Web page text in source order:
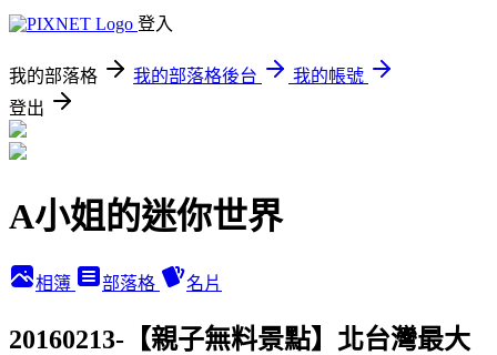
登入
我的部落格 我的部落格後台
我的帳號
登出
A小姐的迷你世界
相簿 部落格 名片
20160213-【親子無料景點】北台灣最大